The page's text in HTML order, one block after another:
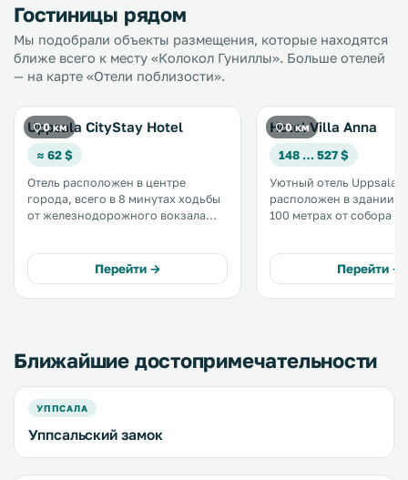
Гостиницы рядом
Мы подобрали объекты размещения, которые находятся
ближе всего к месту «Колокол Гуниллы». Больше отелей
— на карте «Отели поблизости».
0 км
Uppsala CityStay Hotel
≈ 62 $
Отель расположен в центре
города, всего в 8 минутах ходьбы
от железнодорожного вокзала
телевизором с плоским экраном.
Из окон открывается вид на
Кафедральный собор Уппсалы и
Перейти →
0 км
Hotel Villa Anna
148 … 527 $
Уютный отель Uppsala
расположен в здании
100 метрах от собора
номера с видом на
внутреннюю
прекрасный ресторан. .
Перейти →
Ближайшие достопримечательности
УППСАЛА
Уппсальский замок